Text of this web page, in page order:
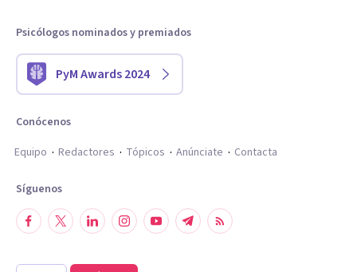
Psicólogos nominados y premiados
PyM Awards 2024
Conócenos
Equipo
Redactores Tópicos Anúnciate Contacta
Síguenos